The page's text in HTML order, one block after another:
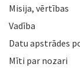
Misija, vērtības
Vadība
Datu apstrādes
Mīti par nozari